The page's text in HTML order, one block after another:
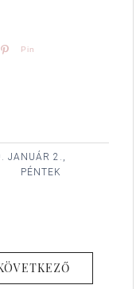
Pin
JANUÁR 2.,
PÉNTEK